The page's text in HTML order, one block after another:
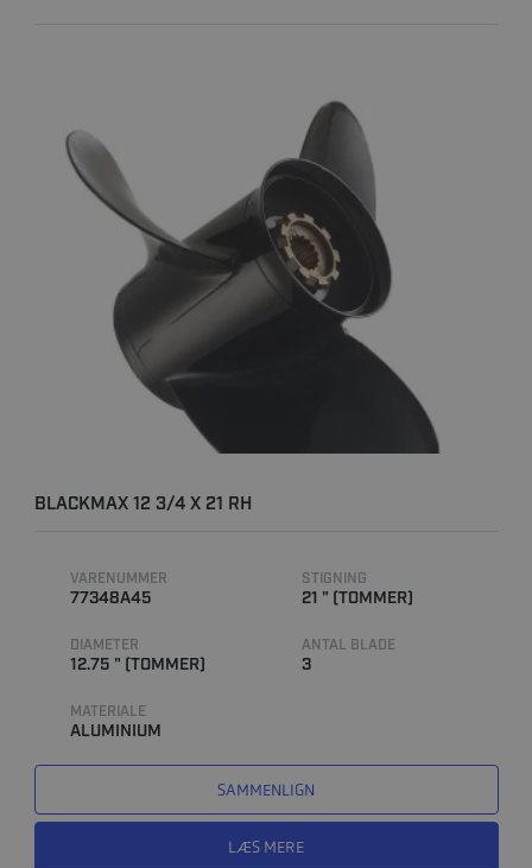
BLACKMAX 12 3/4 X 21 RH
VARENUMMER
77348A45
STIGNING
21 " (TOMMER)
DIAMETER
12.75 " (TOMMER)
ANTAL BLADE
3
MATERIALE
ALUMINIUM
SAMMENLIGN
LÆS MERE